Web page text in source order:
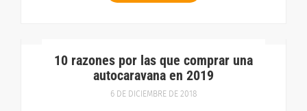
10 razones por las que comprar una
autocaravana en 2019
6 DE DICIEMBRE DE 2018